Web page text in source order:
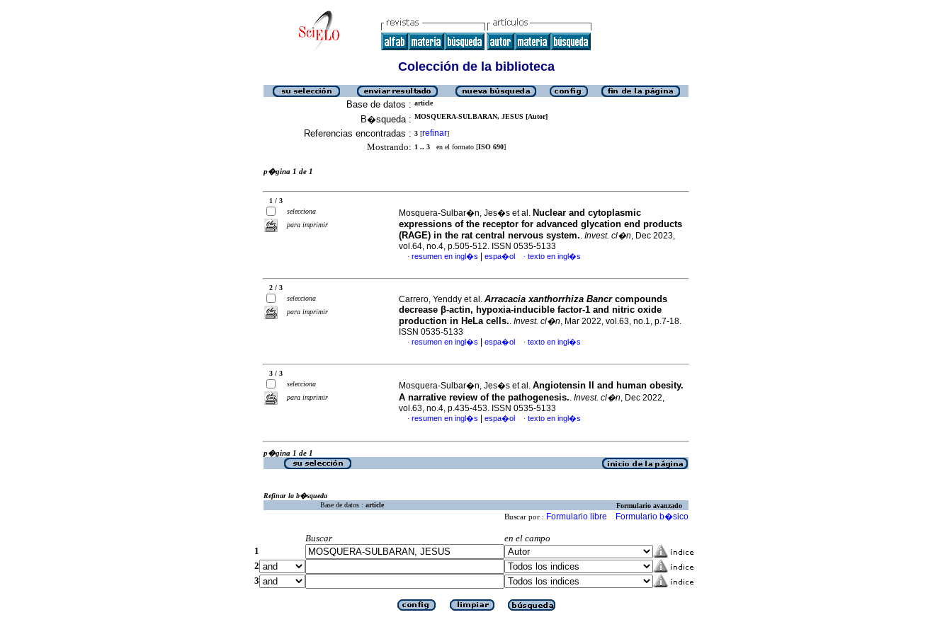
Colección de la biblioteca
Base de datos : article
B�squeda : MOSQUERA-SULBARAN, JESUS [Autor]
Referencias encontradas : 3 [refinar]
Mostrando: 1 .. 3 en el formato [ISO 690]
p�gina 1 de 1
1 / 3
selecciona
para imprimir
Mosquera-Sulbar�n, Jes�s et al. Nuclear and cytoplasmic
expressions of the receptor for advanced glycation end products
(RAGE) in the rat central nervous system.. Invest. cl�n, Dec 2023,
vol.64, no.4, p.505-512. ISSN 0535-5133
· resumen en ingl�s espa�ol · texto en ingl�s
2 / 3
selecciona
para imprimir
Carrero, Yenddy et al. Arracacia xanthorrhiza Bancrcompounds
decrease β-actin, hypoxia-inducible factor-1 and nitric oxide
production in HeLa cells.. Invest. cl�n, Mar 2022, vol.63, no.1, p.7-18.
ISSN 0535-5133
· resumen en ingl�s espa�ol · texto en ingl�s
3 / 3
selecciona
para imprimir
Mosquera-Sulbar�n, Jes�s et al. Angiotensin II and human obesity.
A narrative review of the pathogenesis.. Invest. cl�n, Dec 2022,
vol.63, no.4, p.435-453. ISSN 0535-5133
· resumen en ingl�s espa�ol · texto en ingl�s
p�gina 1 de 1
Refinar la b�squeda
Base de datos : article Formulario avanzado
Buscar por : Formulario libre Formulario b�sico
Buscar
en el campo
1
2
3